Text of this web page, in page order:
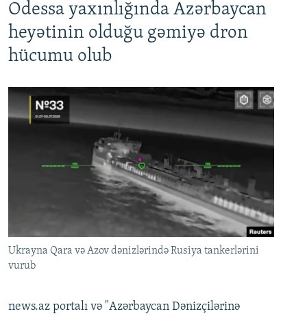
Odessa yaxınlığında Azərbaycan
heyətinin olduğu gəmiyə dron
hücumu olub
Ukrayna Qara və Azov dənizlərində Rusiya tankerlərini
vurub
news.az portalı və "Azərbaycan Dənizçilərinə